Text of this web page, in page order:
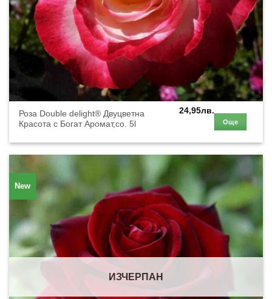
Роза Double delight® Двуцветна
Красота с Богат Аромат,co. 5l
24,95лв.
Още
New
ИЗЧЕРПАН